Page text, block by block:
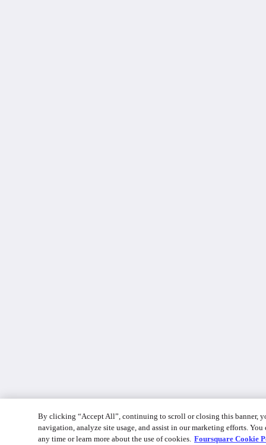
By clicking “Accept All”, continuing to scroll or closing this banner,
navigation, analyze site usage, and assist in our marketing efforts.
any time or learn more about the use of cookies. Foursquare Cookie